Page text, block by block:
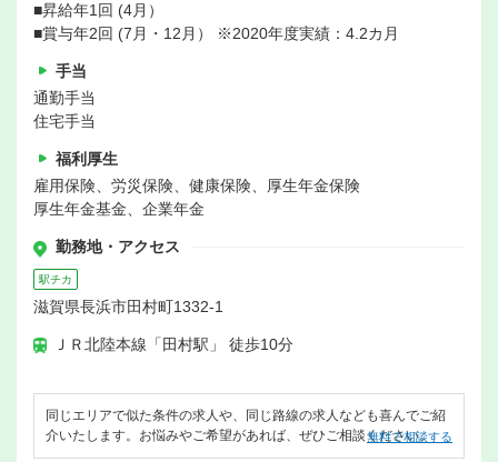
■昇給年1回 (4月）
■賞与年2回 (7月・12月） ※2020年度実績：4.2カ月
手当
通勤手当
住宅手当
福利厚生
雇用保険、労災保険、健康保険、厚生年金保険
厚生年金基金、企業年金
勤務地・アクセス
駅チカ
滋賀県長浜市田村町1332-1
ＪＲ北陸本線「田村駅」 徒歩10分
同じエリアで似た条件の求人や、同じ路線の求人なども喜んでご紹
介いたします。お悩みやご希望があれば、ぜひご相談ください。
無料で相談する